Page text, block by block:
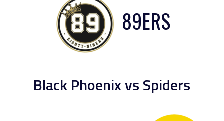
89ERS
Black Phoenix vs Spiders